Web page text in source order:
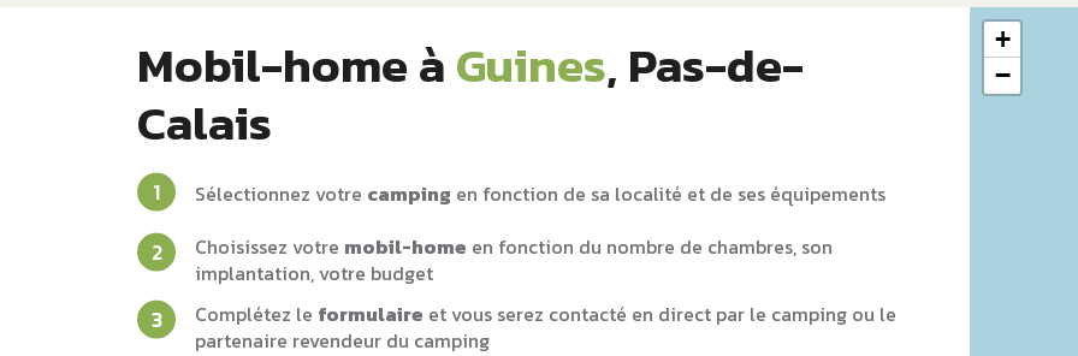
+
−
Mobil-home àGuines, Pas-de-
Calais
Sélectionnez votre camping en fonction de sa localité et de ses équipements
Choisissez votre mobil-home en fonction du nombre de chambres, son
implantation, votre budget
Complétez le formulaire et vous serez contacté en direct par le camping ou le
partenaire revendeur du camping